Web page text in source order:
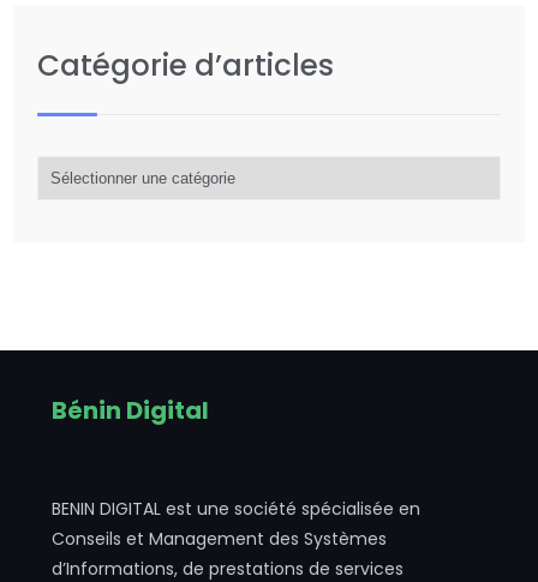
Catégorie d’articles
d’articles
Bénin Digital
BENIN DIGITAL est une société spécialisée en
Conseils et Management des Systèmes
d’Informations, de prestations de services